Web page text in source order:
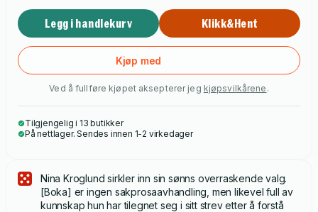
Legg i handlekurv Klikk&Hent
Kjøp med
Ved å fullføre kjøpet aksepterer jeg kjøpsvilkårene .
Tilgjengelig i 13 butikker
På nettlager. Sendes innen 1-2 virkedager
Nina Kroglund sirkler inn sin sønns overraskende valg.
[Boka] er ingen sakprosaavhandling, men likevel full av
kunnskap hun har tilegnet seg i sitt strev etter å forstå